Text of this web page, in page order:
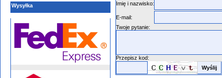
Wysyłka Imię i nazwisko:
E-mail:
Twoje pytanie:
Przepisz kod: